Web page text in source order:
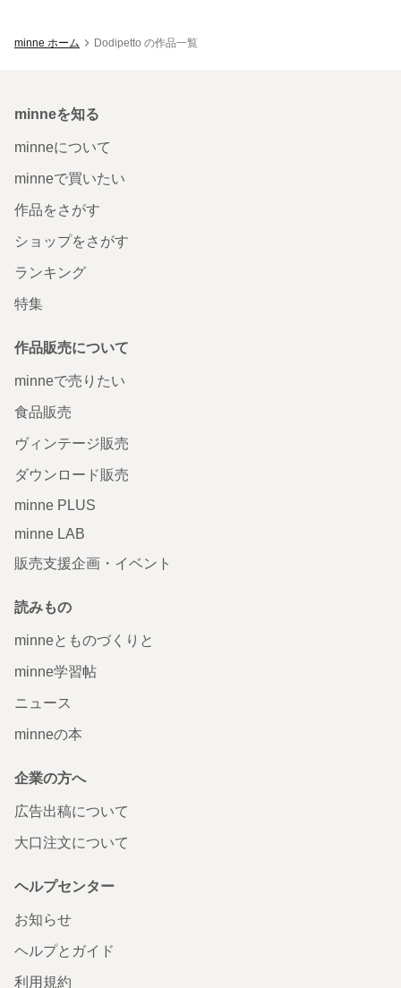
minne ホーム Dodipetto の作品一覧
minneを知る
minneについて
minneで買いたい
作品をさがす
ショップをさがす
ランキング
特集
作品販売について
minneで売りたい
食品販売
ヴィンテージ販売
ダウンロード販売
minne PLUS
minne LAB
販売支援企画・イベント
読みもの
minneとものづくりと
minne学習帖
ニュース
minneの本
企業の方へ
広告出稿について
大口注文について
ヘルプセンター
お知らせ
ヘルプとガイド
利用規約